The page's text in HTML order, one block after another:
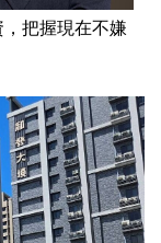
把握現在不嫌